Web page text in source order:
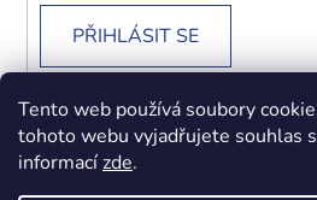
Tento web používá soubory
tohoto webu vyjadřujete souhlas
informacízde.
PŘIHLÁSIT SE
Obchodní podmínky Podmínky